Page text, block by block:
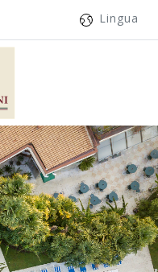
Lingua